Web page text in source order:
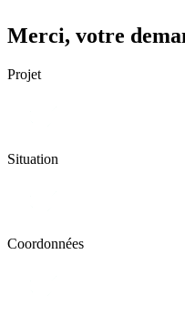
Merci, votre
Projet
Situation
Coordonnées